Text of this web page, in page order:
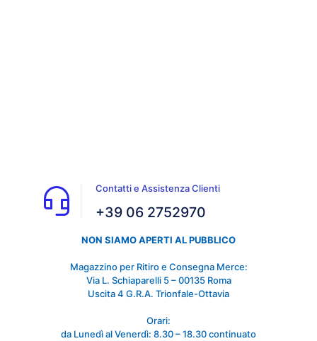
Contatti e Assistenza Clienti
+39 06 2752970
NON SIAMO APERTI AL PUBBLICO
Magazzino per Ritiro e Consegna Merce:
Via L. Schiaparelli 5 – 00135 Roma
Uscita 4 G.R.A. Trionfale-Ottavia
Orari:
da Lunedì al Venerdì: 8.30 – 18.30 continuato